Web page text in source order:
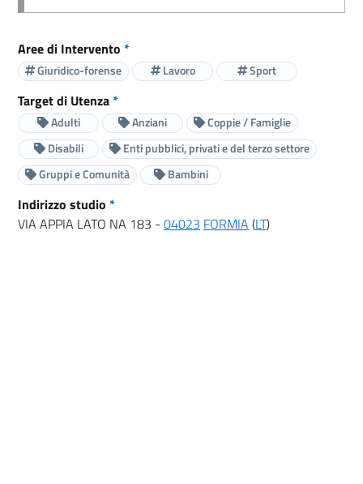
Aree di Intervento *
Giuridico-forense Lavoro Sport
Target di Utenza*
Adulti Anziani
Coppie / Famiglie
Disabili
Enti pubblici, privati e del terzo settore
Gruppi e Comunità
Bambini
Indirizzo studio *
VIA APPIA LATO NA 183 - 04023 FORMIA (LT)